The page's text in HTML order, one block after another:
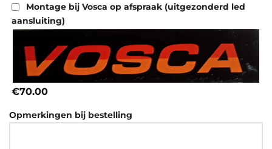
Montage bij Vosca op afspraak (uitgezonderd led
aansluiting)
€70.00
Opmerkingen bij bestelling